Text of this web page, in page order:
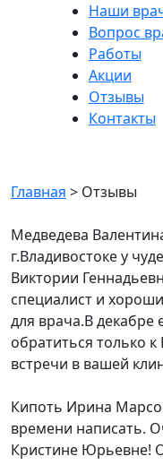
Наши
Вопрос
Работы
Акции
Отзывы
Контакты
Главная > Отзывы
Медведева
г.Владивостоке у
Виктории
специалист и
для врача.В декабре
обратиться только к
встречи в вашей
Кипоть Ирина
времени написать.
Кристине Юрьевне!